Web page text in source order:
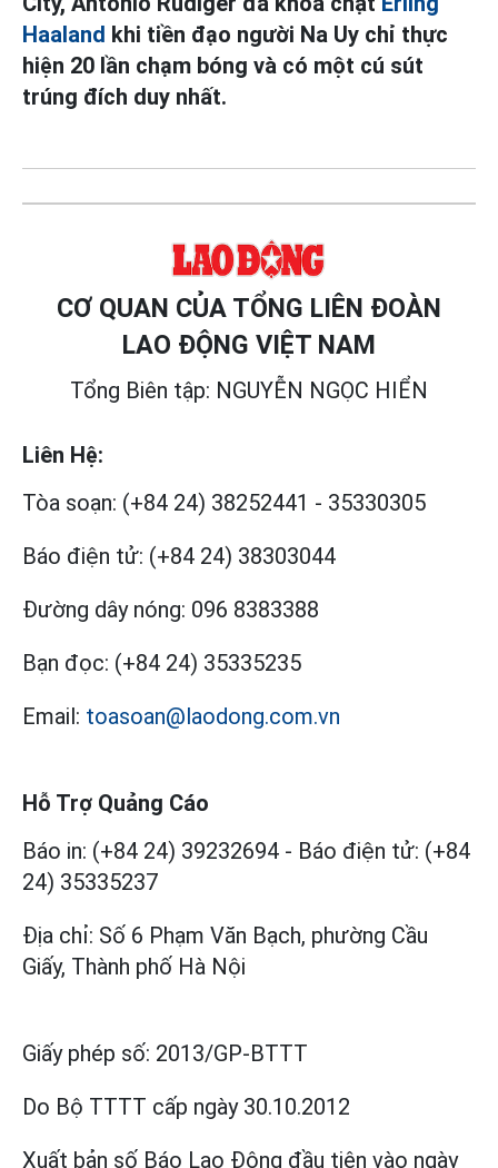
Haaland khi tiền đạo người Na Uy chỉ thực
hiện 20 lần chạm bóng và có một cú sút
trúng đích duy nhất.
CƠ QUAN CỦA TỔNG LIÊN ĐOÀN
LAO ĐỘNG VIỆT NAM
Tổng Biên tập: NGUYỄN NGỌC HIỂN
Liên Hệ:
Tòa soạn: (+84 24) 38252441 - 35330305
Báo điện tử: (+84 24) 38303044
Đường dây nóng: 096 8383388
Bạn đọc: (+84 24) 35335235
Email: toasoan@laodong.com.vn
Hỗ Trợ Quảng Cáo
Báo in: (+84 24) 39232694 - Báo điện tử: (+84
24) 35335237
Địa chỉ: Số 6 Phạm Văn Bạch, phường Cầu
Giấy, Thành phố Hà Nội
Giấy phép số: 2013/GP-BTTT
Do Bộ TTTT cấp ngày 30.10.2012
Xuất bản số Báo Lao Động đầu tiên vào ngày